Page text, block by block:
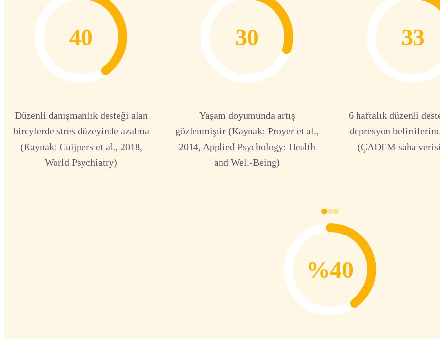
40
Düzenli danışmanlık desteği alan
bireylerde stres düzeyinde azalma
(Kaynak: Cuijpers et al., 2018,
World Psychiatry)
30
Yaşam doyumunda artış
gözlenmiştir (Kaynak: Proyer et al.,
2014, Applied Psychology: Health
and Well-Being)
33
6 haftalık düzenli
depresyon
(ÇADEM saha
%40